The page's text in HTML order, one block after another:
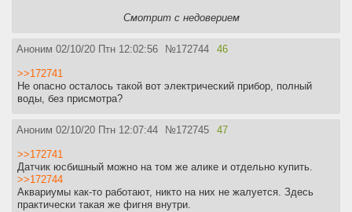
Смотрит с недоверием
Аноним 02/10/20 Птн 12:02:56 №172744 46
>>172741
Не опасно осталось такой вот электрический прибор, полный
воды, без присмотра?
Аноним 02/10/20 Птн 12:07:44 №172745 47
>>172741
Датчик юсбишный можно на том же алике и отдельно купить.
>>172744
Аквариумы как-то работают, никто на них не жалуется. Здесь
практически такая же фигня внутри.